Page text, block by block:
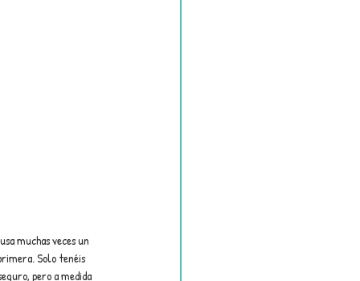
muchas veces un
Solo tenéis
pero a medida